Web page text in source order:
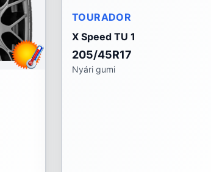
TOURADOR
X Speed TU 1
205/45R17
Nyári gumi